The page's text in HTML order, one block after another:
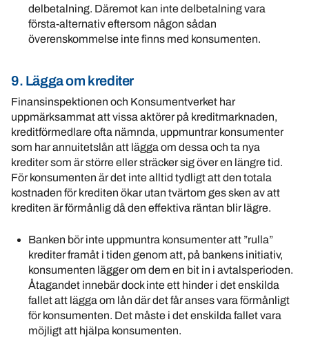
delbetalning. Däremot kan inte delbetalning vara
första-alternativ eftersom någon sådan
överenskommelse inte finns med konsumenten.
9. Lägga om krediter
Finansinspektionen och Konsumentverket har
uppmärksammat att vissa aktörer på kreditmarknaden,
kreditförmedlare ofta nämnda, uppmuntrar konsumenter
som har annuitetslån att lägga om dessa och ta nya
krediter som är större eller sträcker sig över en längre tid.
För konsumenten är det inte alltid tydligt att den totala
kostnaden för krediten ökar utan tvärtom ges sken av att
krediten är förmånlig då den effektiva räntan blir lägre.
Banken bör inte uppmuntra konsumenter att ”rulla”
krediter framåt i tiden genom att, på bankens initiativ,
konsumenten lägger om dem en bit in i avtalsperioden.
Åtagandet innebär dock inte ett hinder i det enskilda
fallet att lägga om lån där det får anses vara förmånligt
för konsumenten. Det måste i det enskilda fallet vara
möjligt att hjälpa konsumenten.